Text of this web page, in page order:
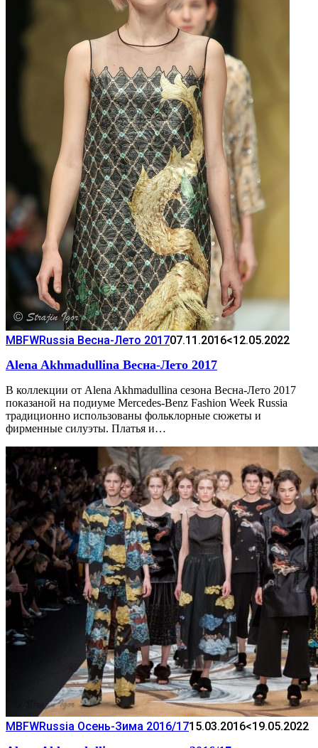
MBFWRussia Весна-Лето 201707.11.2016<12.05.2022
Alena Akhmadullina Весна-Лето 2017
В коллекции от Alena Akhmadullina сезона Весна-Лето 2017
показаной на подиуме Mercedes-Benz Fashion Week Russia
традиционно использованы фольклорные сюжеты и
фирменные силуэты. Платья и…
MBFWRussia Осень-Зима 2016/1715.03.2016<19.05.2022